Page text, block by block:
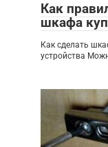
Как
шкафа
Как сделать
устройства